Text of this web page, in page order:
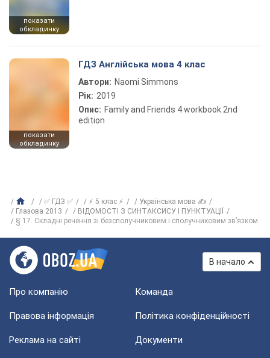
показати
обкладинку
показати
обкладинку
ГДЗ Англійська мова 4 клас
Автори: Naomi Simmons
Рік: 2019
Опис: Family and Friends 4 workbook 2nd
edition
✅ ГДЗ ✅ ⚡ 5 клас ⚡
Українська мова ✍
Глазова 2013
ВІДОМОСТІ З СИНТАКСИСУ І ПУНКТУАЦІЇ
§ 17. Складні речення зі безсполучниковим і сполучниковим зв’язком
В начало
Про компанію Команда
Правова інформація Політика конфіденційності
Реклама на сайті Документи